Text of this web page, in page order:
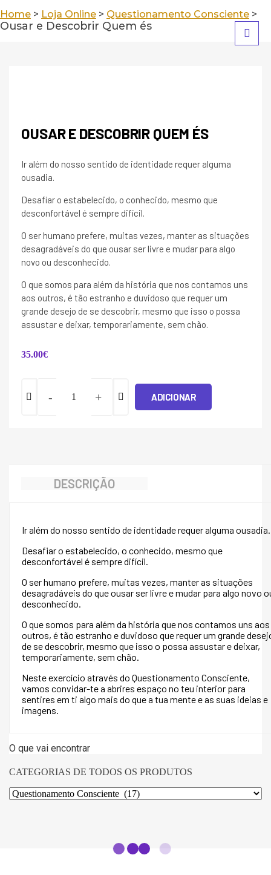
Home > Loja Online > Questionamento Consciente >
Ousar e Descobrir Quem és
OUSAR E DESCOBRIR QUEM ÉS
Ir além do nosso sentido de identidade requer alguma
ousadia.
Desafiar o estabelecido, o conhecido, mesmo que
desconfortável é sempre difícil.
O ser humano prefere, muitas vezes, manter as situações
desagradáveis do que ousar ser livre e mudar para algo
novo ou desconhecido.
O que somos para além da história que nos contamos uns
aos outros, é tão estranho e duvidoso que requer um
grande desejo de se descobrir, mesmo que isso o possa
assustar e deixar, temporariamente, sem chão.
35.00€
-
Quantidade
+ ADICIONAR
DESCRIÇÃO
Ir além do nosso sentido de identidade requer alguma ousadia.
Desafiar o estabelecido, o conhecido, mesmo que
desconfortável é sempre difícil.
O ser humano prefere, muitas vezes, manter as situações
desagradáveis do que ousar ser livre e mudar para algo novo
desconhecido.
O que somos para além da história que nos contamos uns aos
outros, é tão estranho e duvidoso que requer um grande
de se descobrir, mesmo que isso o possa assustar e deixar,
temporariamente, sem chão.
Neste exercício através do Questionamento Consciente,
vamos convidar-te a abrires espaço no teu interior para
sentires em ti algo mais do que a tua mente e as suas ideias e
imagens.
O que vai encontrar
CATEGORIAS DE TODOS OS PRODUTOS